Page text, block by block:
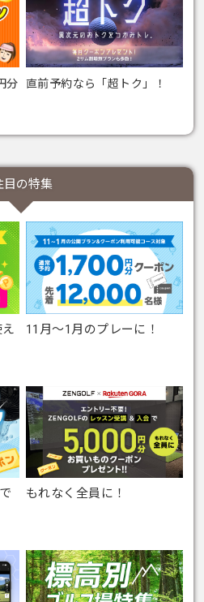
分
直前予約なら「超トク」！
目の特集
11月～1月のプレーに！
もれなく全員に！